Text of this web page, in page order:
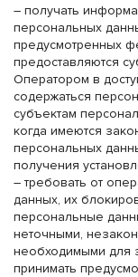
– получать
персональных
предусмотренных
предоставляются
Оператором в
содержаться
субъектам
когда имеются
персональных
получения
– требовать от
данных, их
персональные
неточными,
необходимыми для
принимать